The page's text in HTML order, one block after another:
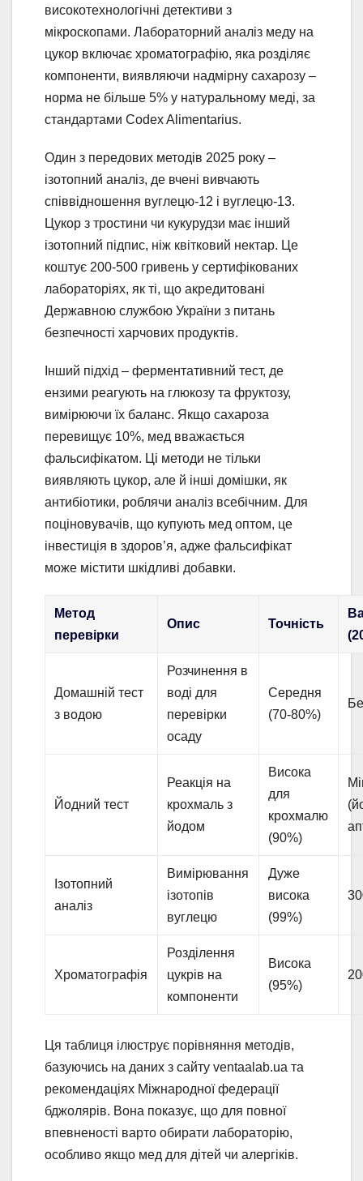
високотехнологічні детективи з
мікроскопами. Лабораторний аналіз меду на
цукор включає хроматографію, яка розділяє
компоненти, виявляючи надмірну сахарозу –
норма не більше 5% у натуральному меді, за
стандартами Codex Alimentarius.
Один з передових методів 2025 року –
ізотопний аналіз, де вчені вивчають
співвідношення вуглецю-12 і вуглецю-13.
Цукор з тростини чи кукурудзи має інший
ізотопний підпис, ніж квітковий нектар. Це
коштує 200-500 гривень у сертифікованих
лабораторіях, як ті, що акредитовані
Державною службою України з питань
безпечності харчових продуктів.
Інший підхід – ферментативний тест, де
ензими реагують на глюкозу та фруктозу,
вимірюючи їх баланс. Якщо сахароза
перевищує 10%, мед вважається
фальсифікатом. Ці методи не тільки
виявляють цукор, але й інші домішки, як
антибіотики, роблячи аналіз всебічним. Для
поціновувачів, що купують мед оптом, це
інвестиція в здоров’я, адже фальсифікат
може містити шкідливі добавки.
Метод
перевірки
Опис Точність
Домашній тест
з водою
Розчинення в
воді для
перевірки
осаду
Середня
(70-80%)
Йодний тест
Реакція на
крохмаль з
йодом
Висока
для
крохмалю
(90%)
Ізотопний
аналіз
Вимірювання
ізотопів
вуглецю
Дуже
висока
(99%)
Хроматографія
Розділення
цукрів на
компоненти
Висока
(95%)
Ця таблиця ілюструє порівняння методів,
базуючись на даних з сайту ventaalab.ua та
рекомендаціях Міжнародної федерації
бджолярів. Вона показує, що для повної
впевненості варто обирати лабораторію,
особливо якщо мед для дітей чи алергіків.